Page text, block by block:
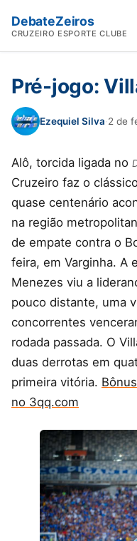
DebateZeiros
CRUZEIRO ESPORTE CLUBE
Pré-jogo:
Ezequiel Silva·2 de
Alô, torcida ligada no
Cruzeiro faz o
quase centenário
na região
de empate contra o
feira, em Varginha. A
Menezes viu a
pouco distante, uma
concorrentes
rodada passada. O
duas derrotas em
primeira vitória.
no 3qq.com